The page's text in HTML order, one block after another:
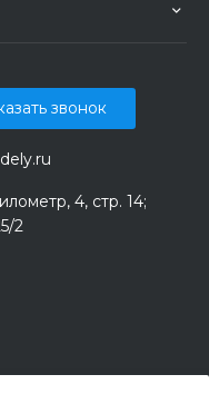
4, стр. 14;
2
звонок